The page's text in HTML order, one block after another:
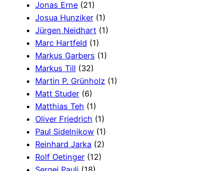
Jonas Erne (21)
Josua Hunziker (1)
Jürgen Neidhart (1)
Marc Hartfeld (1)
Markus Garbers (1)
Markus Till (32)
Martin P. Grünholz (1)
Matt Studer (6)
Matthias Teh (1)
Oliver Friedrich (1)
Paul Sidelnikow (1)
Reinhard Jarka (2)
Rolf Oetinger (12)